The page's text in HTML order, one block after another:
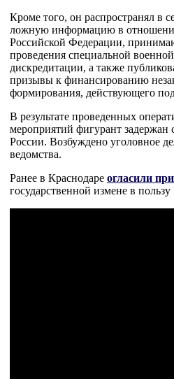
Кроме того, он распространял в
ложную информацию в
Российской Федерации,
проведения специальной
дискредитации, а также
призывы к финансированию
формирования, действующего
В результате проведенных
мероприятий фигурант
России. Возбуждено уголовное
ведомства.
Ранее в Краснодаре огласили
государственной измене в